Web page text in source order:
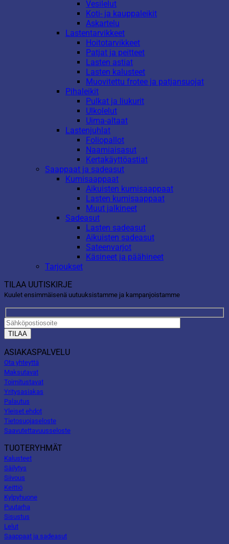
Vesilelut
Koti- ja kauppaleikit
Askartelu
Lastentarvikkeet
Hoitotarvikkeet
Patjat ja peitteet
Lasten astiat
Lasten kalusteet
Muovitettu frotee ja patjansuojat
Pihaleikit
Pulkat ja liukurit
Ulkolelut
Uima-altaat
Lastenjuhlat
Foliopallot
Naamiaisasut
Kertakäyttöastiat
Saappaat ja sadeasut
Kumisaappaat
Aikuisten kumisaappaat
Lasten kumisaappaat
Muut jalkineet
Sadeasut
Lasten sadeasut
Aikuisten sadeasut
Sateenvarjot
Käsineet ja päähineet
Tarjoukset
TILAA UUTISKIRJE
Kuulet ensimmäisenä uutuuksistamme ja kampanjoistamme
ASIAKASPALVELU
Ota yhteyttä
Maksutavat
Toimitustavat
Yritysasiakas
Palautus
Yleiset ehdot
Tietosuojaseloste
Saavutettavuusseloste
TUOTERYHMÄT
Kalusteet
Säilytys
Siivous
Keittiö
Kylpyhuone
Puutarha
Sisustus
Lelut
Saappaat ja sadeasut